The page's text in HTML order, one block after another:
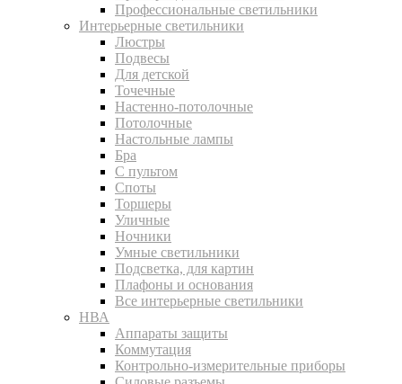
Профессиональные светильники
Интерьерные светильники
Люстры
Подвесы
Для детской
Точечные
Настенно-потолочные
Потолочные
Настольные лампы
Бра
С пультом
Споты
Торшеры
Уличные
Ночники
Умные светильники
Подсветка, для картин
Плафоны и основания
Все интерьерные светильники
НВА
Аппараты защиты
Коммутация
Контрольно-измерительные приборы